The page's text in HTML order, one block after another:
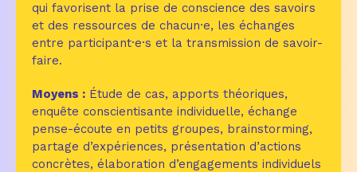
qui favorisent la prise de conscience des savoirs
et des ressources de chacun·e, les échanges
entre participant·e·s et la transmission de savoir-
faire.
Moyens : Étude de cas, apports théoriques,
enquête conscientisante individuelle, échange
pense-écoute en petits groupes, brainstorming,
partage d’expériences, présentation d’actions
concrètes, élaboration d’engagements individuels